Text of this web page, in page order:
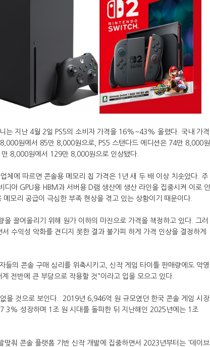
는 지난 4월 2일 PS5의 소비자 가격을 16%~43% 올렸다. 국내 가격
원에서 85만 8,000원으로, PS5 스탠다드 에디션은 74만 8,000원
8,000원에서 129만 8,000원으로 인상됐다.
체에 따르면 콘솔용 메모리 칩 가격은 1년 새 두 배 이상 치솟았다. 주
디아 GPU용 HBM과 서버용 D램 생산에 생산 라인을 집중시켜 이로 인
모리 공급이 극심한 부족 현상을 겪고 있는 상황이기 때문이다.
을 끌어올리기 위해 원가 이하의 마진으로 가격을 책정하고 있다. 그러
수익성 악화를 견디지 못한 결과 불가피 하게 가격 인상을 결정하게
들의 콘솔 구매 심리를 위축시키고, 신작 게임 타이틀 판매량에도 악영
전반에 큰 부담으로 작용할 것"이라고 입을 모으고 있다.
을 것으로 보인다. 2019년 6,946억 원 규모였던 한국 콘솔 게임 시장
성장하며 1조 원 시대를 돌파한 뒤 지난해인 2025년에는 1조
맞춰 콘솔 플랫폼 기반 신작 개발에 집중하면서 2023년부터는 '데이브